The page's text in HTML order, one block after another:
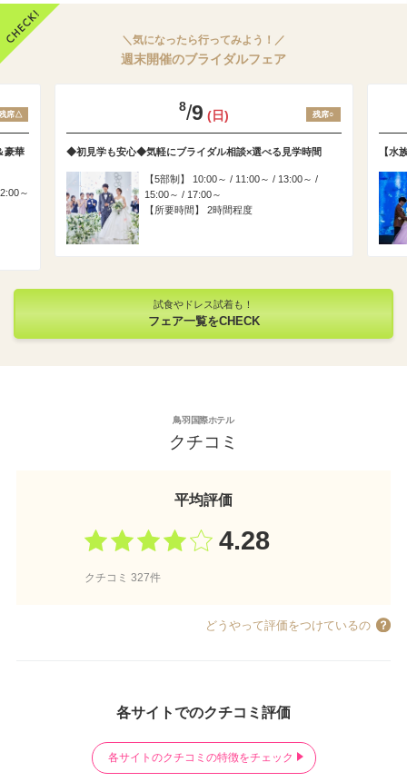
＼気になったら行ってみよう！／
週末開催のブライダルフェア
席△
豪華
～
8/9 (日) 残席○
◆初見学も安心◆気軽にブライダル相談×選べる見学時間
5部制
10:00～ / 11:00～ / 13:00～ /
15:00～ / 17:00～
所要時間
2時間程度
【水
試食やドレス試着も！
フェア一覧をCHECK
鳥羽国際ホテル
クチコミ
平均評価
4.28
クチコミ 327件
どうやって評価をつけているの
各サイトでのクチコミ評価
各サイトのクチコミの特徴をチェック